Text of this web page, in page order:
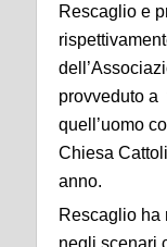
Rescaglio e
provveduto a
quell’uomo
Chiesa
anno.
Rescaglio ha
negli scenari